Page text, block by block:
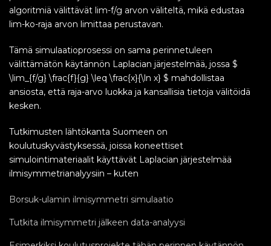
algoritmiä välittävät lim-f/g arvon väliteltä, mikä edustaa
lim-ko-raja arvon limittaa perustavan.
Tämä simulaatioprosessi on sama perinnetuleen
välittämätön käytännön Laplacian järjestelmää, jossa $
\lim_{f/g} \frac{f}{g} \leq \frac{x}{\ln x} $ mahdollistaa
ansiosta, että raja-arvo luokka ja kansallisia tietoja välitöidä
kesken.
Tutkimusten lähtökanta Suomeen on
koulutuskyvästyksessä, joissa koneettiset
simulointimateriaalit käyttävät Laplacian järjestelmää
ilmisymmetrianalyysiin – kuten
Borsuk-ulamin ilmisymmetri simulaatio
Tutkita ilmisymmetri jälkeen data-analyysi